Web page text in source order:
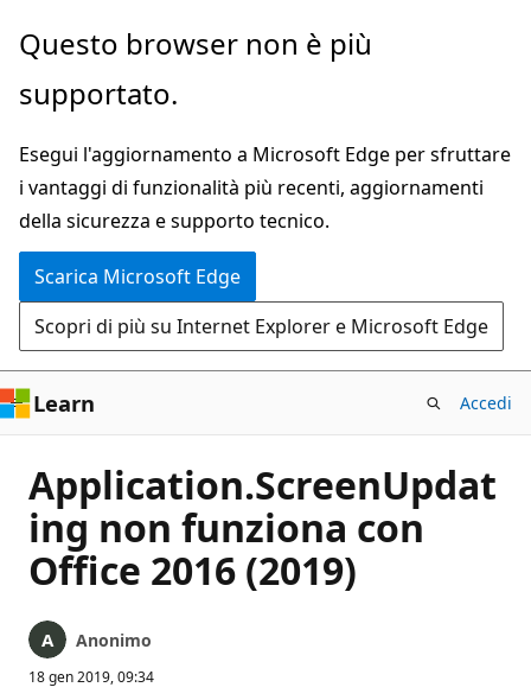
Ignora
passa
contenuto
principale
Questo browser non è più
supportato.
Esegui l'aggiornamento a Microsoft Edge per sfruttare
i vantaggi di funzionalità più recenti, aggiornamenti
della sicurezza e supporto tecnico.
Scarica Microsoft Edge
Scopri di più su Internet Explorer e Microsoft Edge
Learn Accedi
Application.ScreenUpdat
ing non funziona con
Office 2016 (2019)
Anonimo
18 gen 2019, 09:34